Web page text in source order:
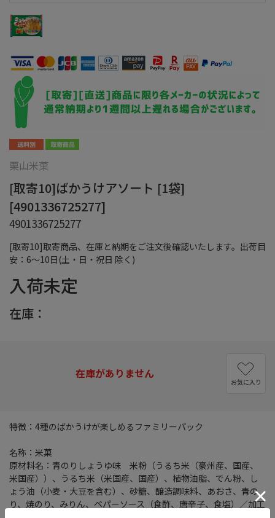
[取寄10]取寄商品、在庫と納期をご注文後確認いたします。出荷目
安：6～10日(土・日・祝日 除く)
栗山米菓
[取寄10]ばかうけアソート [1袋]
[4901336725277]
4901336725277
入荷未定
在庫：
在庫がありません
お気に入り
特徴：4種のばかうけが楽しめるファミリーパック
名称：米菓
原材料名：青のりしょうゆ味 米粉（うるち米（豪州産、国産、
米国産））、うるち米（米国産、国産）、植物油脂、でん粉、し
ょう油（小麦・大豆を含む）、砂糖、醸造調味料、あおさ、青の
り、焼のり、みりん、ペパーソース（食酢、唐辛子、食塩）／加工